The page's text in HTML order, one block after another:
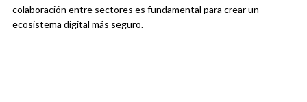
colaboración entre sectores es fundamental para crear un
ecosistema digital más seguro.